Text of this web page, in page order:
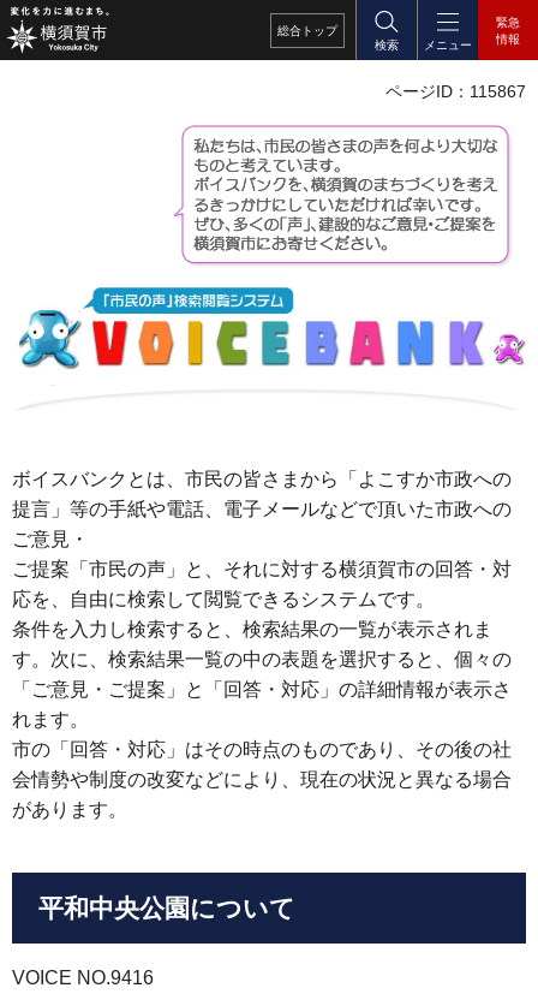
総合 トップ
検索
メニュー
緊急
情報
ページID：115867
ボイスバンクとは、市民の皆さまから「よこすか市政への
提言」等の手紙や電話、電子メールなどで頂いた市政への
ご意見・
ご提案「市民の声」と、それに対する横須賀市の回答・対
応を、自由に検索して閲覧できるシステムです。
条件を入力し検索すると、検索結果の一覧が表示されま
す。次に、検索結果一覧の中の表題を選択すると、個々の
「ご意見・ご提案」と「回答・対応」の詳細情報が表示さ
れます。
市の「回答・対応」はその時点のものであり、その後の社
会情勢や制度の改変などにより、現在の状況と異なる場合
があります。
平和中央公園について
VOICE NO.9416